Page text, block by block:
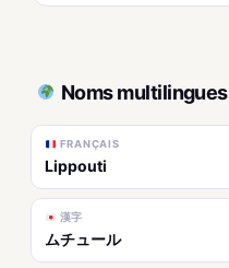
Noms multilingues
FRANÇAIS
Lippouti
漢字
ムチュール